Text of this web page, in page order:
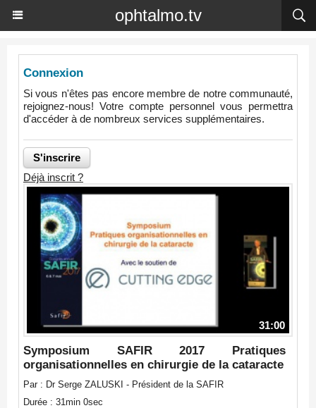
ophtalmo.tv
Connexion
Si vous n'êtes pas encore membre de notre communauté,
rejoignez-nous! Votre compte personnel vous permettra
d'accéder à de nombreux services supplémentaires.
Déjà inscrit ?
31:00
Symposium SAFIR 2017 Pratiques
organisationnelles en chirurgie de la cataracte
Par : Dr Serge ZALUSKI - Président de la SAFIR
Durée : 31min 0sec